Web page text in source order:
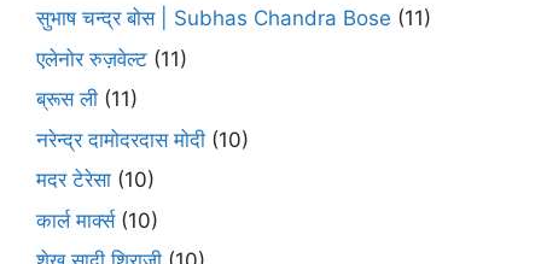
सुभाष चन्द्र बोस | Subhas Chandra Bose (11)
एलेनोर रुज़वेल्ट (11)
ब्रूस ली (11)
नरेन्द्र दामोदरदास मोदी (10)
मदर टेरेसा (10)
कार्ल मार्क्स(10)